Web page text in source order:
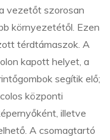
vezetőt szorosan
környezetétől. Ezen
térdtámaszok. A
kapott helyet, a
segítik elő;
központi
illetve
A csomagtartó